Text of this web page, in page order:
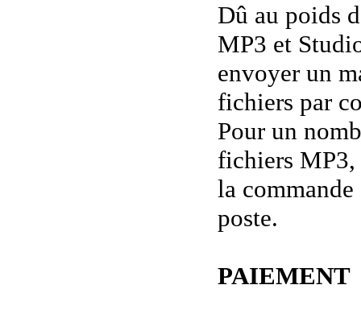
Dû au poids
MP3 et
envoyer un
fichiers par
Pour un
fichiers MP3,
la
poste.
PAIEMENT